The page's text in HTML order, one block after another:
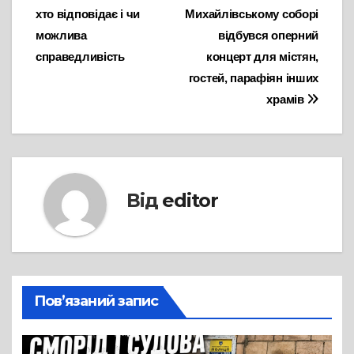
записів
Михайлівському соборі
відбувся оперний
концерт для містян,
гостей, парафіян інших
храмів
хто відповідає і чи
можлива
справедливість
Від editor
Пов’язаний запис